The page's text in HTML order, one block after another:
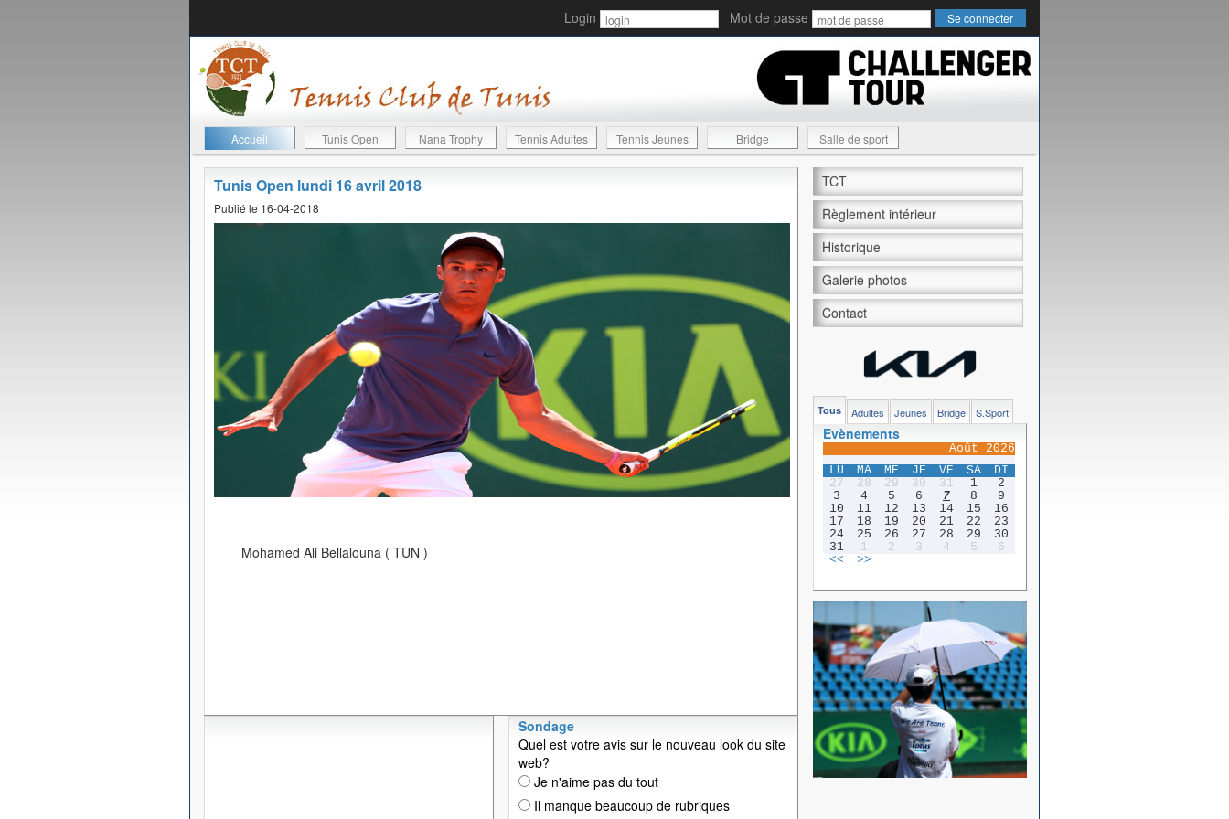
Login Mot de passe
Accueil Tunis Open Nana Trophy Tennis Adultes Tennis Jeunes Bridge Salle de sport
Tunis Open lundi 16 avril 2018
Publié le 16-04-2018
Mohamed Ali Bellalouna ( TUN )
Sondage
Quel est votre avis sur le nouveau look du site
web?
Je n'aime pas du tout
Il manque beaucoup de rubriques
TCT
Règlement intérieur
Historique
Galerie photos
Contact
Tous Adultes Jeunes Bridge S.Sport
Evènements
Août 2026
LU
MA ME JE VE SA
DI
27
28 29 30 31 1
2
3
4 5 6 7 8
9
10
11 12 13 14 15
16
17
18 19 20 21 22
23
24
25 26 27 28 29
30
31
1 2 3 4 5
6
<<
>>